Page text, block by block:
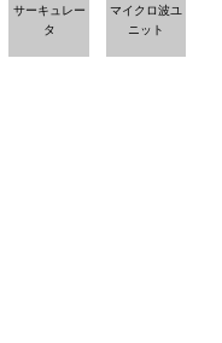
サーキュレー
タ
マイクロ波ユ
ニット